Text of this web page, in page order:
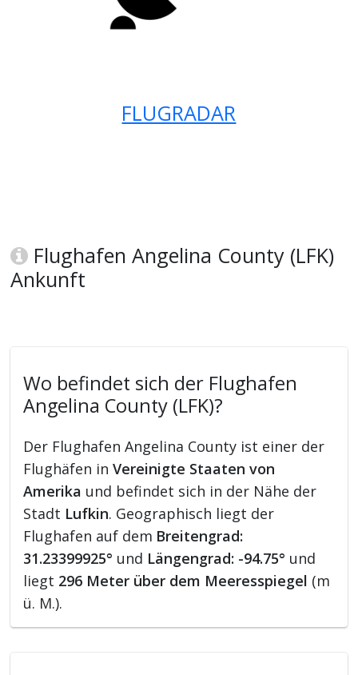
FLUGRADAR
Flughafen Angelina County (LFK)
Ankunft
Wo befindet sich der Flughafen
Angelina County (LFK)?
Der Flughafen Angelina County ist einer der
Flughäfen inVereinigte Staaten von
Amerika und befindet sich in der Nähe der
Stadt Lufkin. Geographisch liegt der
Flughafen auf dem Breitengrad:
31.23399925° und Längengrad: -94.75° und
liegt 296 Meter über dem Meeresspiegel (m
ü. M.).